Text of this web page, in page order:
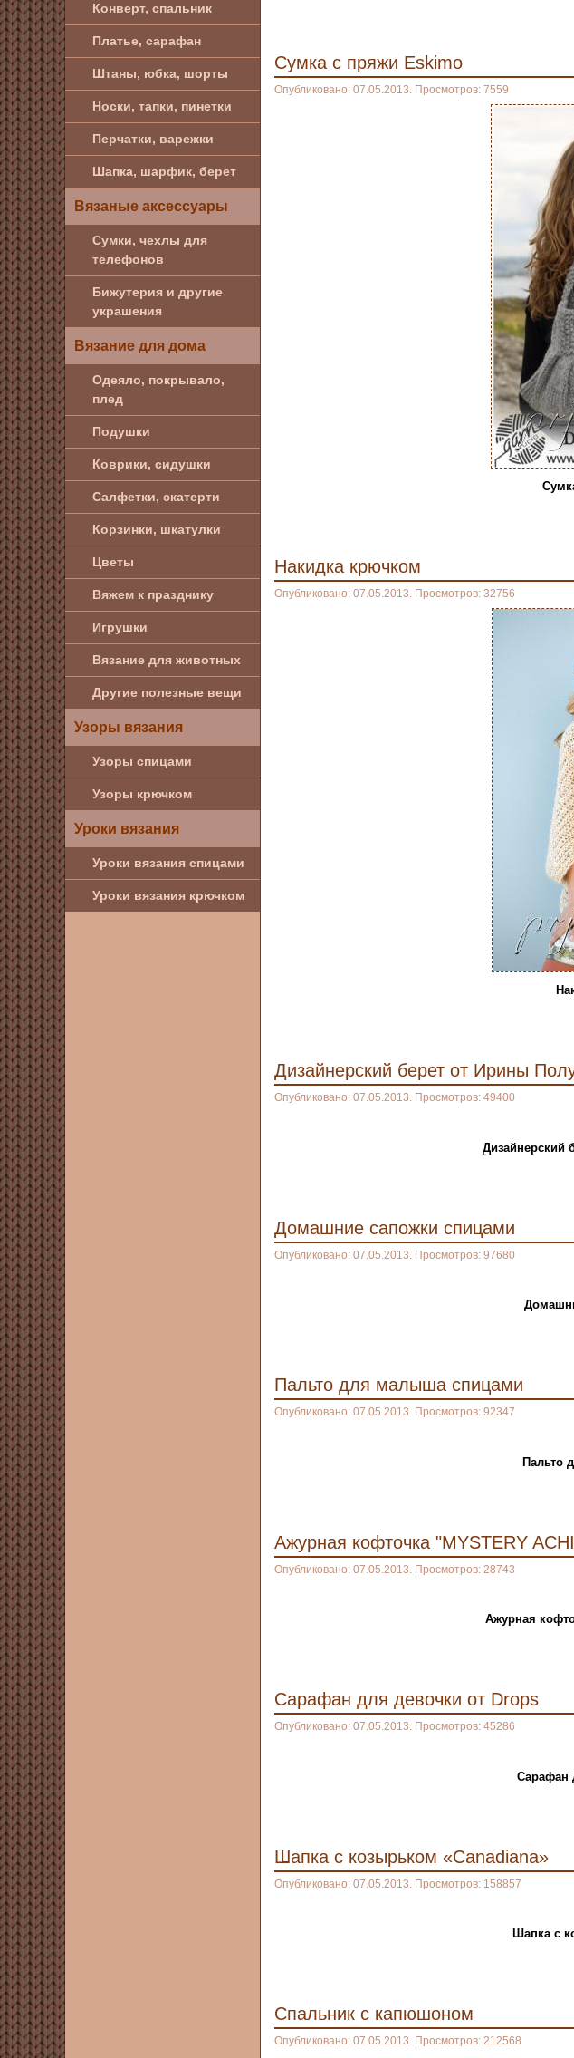
Конверт, спальник
Платье, сарафан
Штаны, юбка, шорты
Носки, тапки, пинетки
Перчатки, варежки
Шапка, шарфик, берет
Вязаные аксессуары
Сумки, чехлы для
телефонов
Бижутерия и другие
украшения
Вязание для дома
Одеяло, покрывало,
плед
Подушки
Коврики, сидушки
Салфетки, скатерти
Корзинки, шкатулки
Цветы
Вяжем к празднику
Игрушки
Вязание для животных
Другие полезные вещи
Узоры вязания
Узоры спицами
Узоры крючком
Уроки вязания
Уроки вязания спицами
Уроки вязания крючком
Сумка с пряжи Eskimo
Опубликовано: 07.05.2013. Просмотров: 7559
Накидка крючком
Опубликовано: 07.05.2013. Просмотров: 32756
Дизайнерский берет от Ирины
Опубликовано: 07.05.2013. Просмотров: 49400
Дизайнерский
Домашние сапожки спицами
Опубликовано: 07.05.2013. Просмотров: 97680
Пальто для малыша спицами
Опубликовано: 07.05.2013. Просмотров: 92347
Пальто
Ажурная кофточка "MYSTERY
Опубликовано: 07.05.2013. Просмотров: 28743
Ажурная
Сарафан для девочки от Drops
Опубликовано: 07.05.2013. Просмотров: 45286
Сарафан
Шапка с козырьком «Canadiana»
Опубликовано: 07.05.2013. Просмотров: 158857
Шапка с
Спальник с капюшоном
Опубликовано: 07.05.2013. Просмотров: 212568